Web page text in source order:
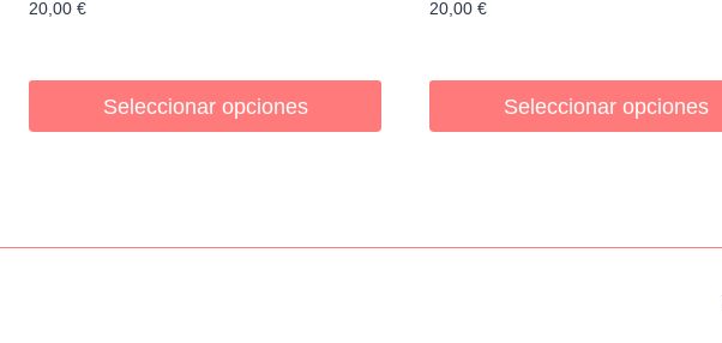
20,00 €
Seleccionar opciones
20,00 €
Seleccionar opciones